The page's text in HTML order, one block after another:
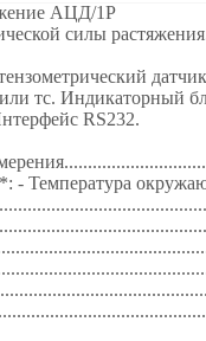
АЦД/1Р
силы
тс. Индикаторный
RS232.
- Температура